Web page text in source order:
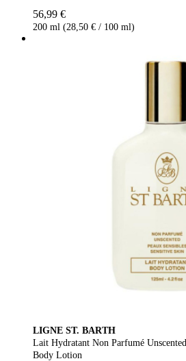
56,99 €
200 ml (28,50 € / 100 ml)
LIGNE ST. BARTH
Lait Hydratant Non Parfumé Unscented
Body Lotion